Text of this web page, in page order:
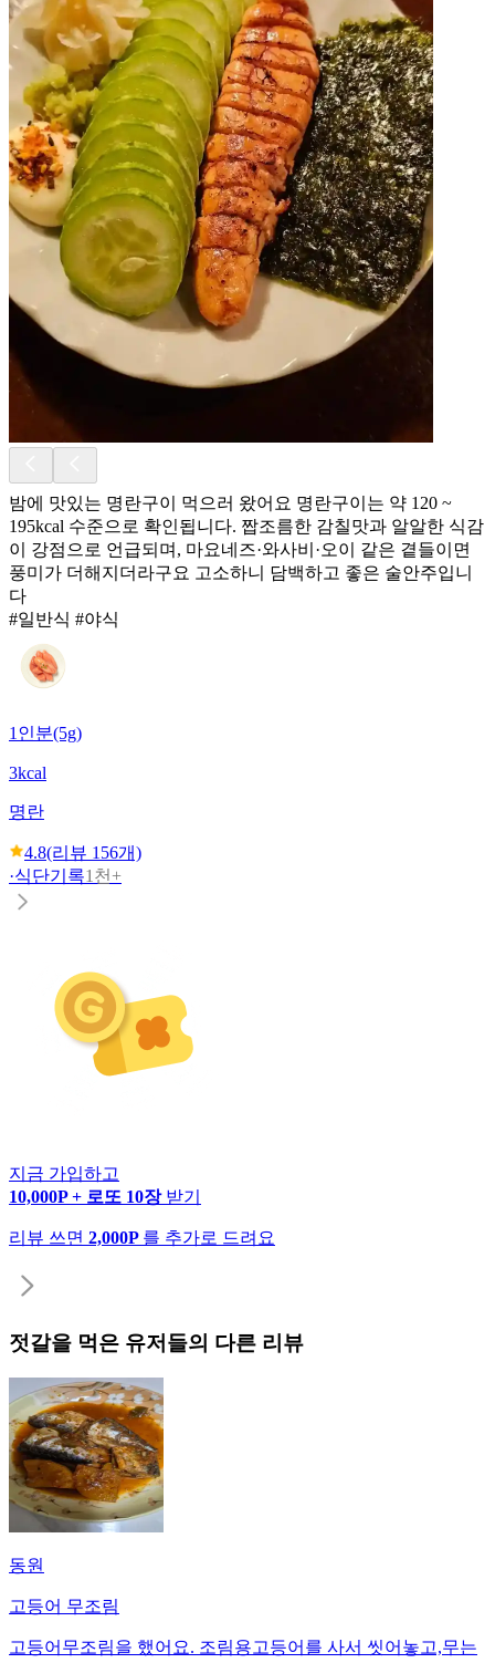
밤에 맛있는 명란구이 먹으러 왔어요 명란구이는 약 120 ~
195kcal 수준으로 확인됩니다. 짭조름한 감칠맛과 알알한 식감
이 강점으로 언급되며, 마요네즈·와사비·오이 같은 곁들이면
풍미가 더해지더라구요 고소하니 담백하고 좋은 술안주입니
다
#일반식 #야식
1인분(5g)
3kcal
명란
4.8(리뷰 156개)
·식단기록1천+
지금 가입하고
10,000P + 로또 10장 받기
리뷰 쓰면 2,000P 를 추가로 드려요
젓갈을 먹은 유저들의 다른 리뷰
동원
고등어 무조림
고등어무조림을 했어요. 조림용고등어를 사서 씻어놓고,무는